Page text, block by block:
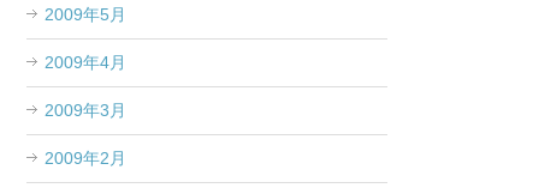
2009年5月
2009年4月
2009年3月
2009年2月